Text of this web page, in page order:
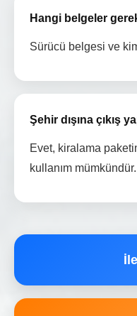
Hangi belgeler
Sürücü belgesi ve
Şehir dışına çıkış
Evet, kiralama
kullanım mümkündür.